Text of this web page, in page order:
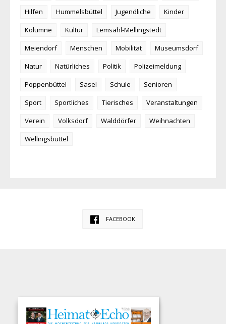
Hilfen
Hummelsbüttel Jugendliche
Kinder
Kolumne
Kultur
Lemsahl-Mellingstedt
Meiendorf
Menschen Mobilität
Museumsdorf
Natur
Natürliches Politik
Polizeimeldung
Poppenbüttel
Sasel Schule
Senioren
Sport
Sportliches Tierisches
Veranstaltungen
Verein
Volksdorf Walddörfer
Weihnachten
Wellingsbüttel
FACEBOOK